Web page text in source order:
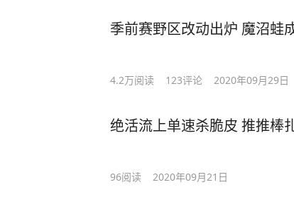
季前赛野区改动出炉 魔沼蛙
4.2万阅读 123评论 2020年09月29日
绝活流上单速杀脆皮 推推棒
96阅读 2020年09月21日